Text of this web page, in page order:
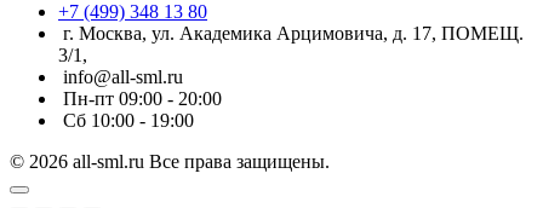
+7 (499) 348 13 80
г. Москва, ул. Академика Арцимовича, д. 17, ПОМЕЩ.
3/1,
info@all-sml.ru
Пн-пт 09:00 - 20:00
Сб 10:00 - 19:00
© 2026 all-sml.ru Все права защищены.